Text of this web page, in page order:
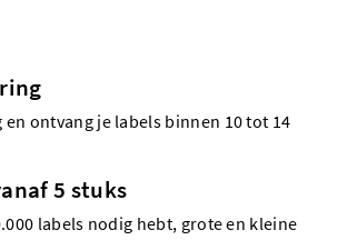
en ontvang je labels binnen 10 tot 14
5 stuks
labels nodig hebt, grote en kleine